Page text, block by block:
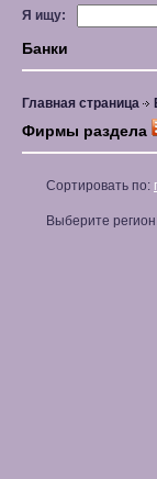
Я ищу:
Банки
Главная страница
Фирмы раздела
Сортировать по:
Выберите